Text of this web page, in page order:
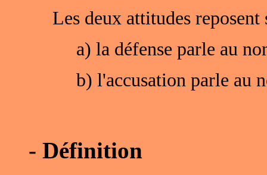
Les deux attitudes
a) la défense parle au
b) l'accusation parle au
- Définition